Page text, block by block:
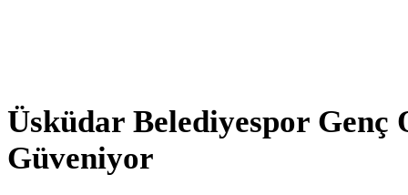
Üsküdar Belediyespor Genç
Güveniyor